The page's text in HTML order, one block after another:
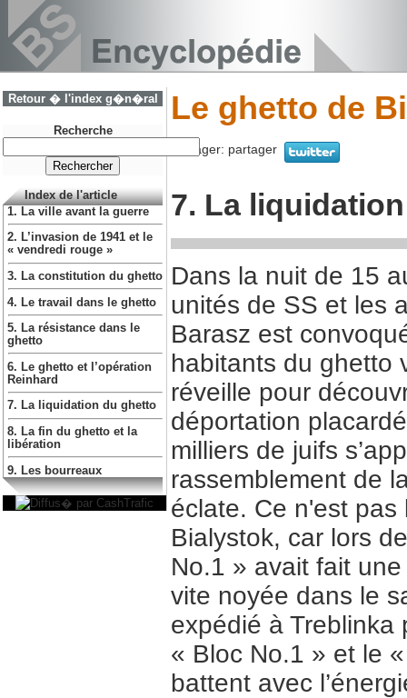
Retour � l'index g�n�ral
Recherche
Index de l'article
1. La ville avant la guerre
2. L’invasion de 1941 et le
« vendredi rouge »
3. La constitution du ghetto
4. Le travail dans le ghetto
5. La résistance dans le
ghetto
6. Le ghetto et l’opération
Reinhard
7. La liquidation du ghetto
8. La fin du ghetto et la
libération
9. Les bourreaux
Le ghetto de
Partager: partager
7. La
Dans la nuit de 15
unités de SS et les
Barasz est
habitants du ghetto
réveille pour
déportation
milliers de juifs
rassemblement de
éclate. Ce n'est
Bialystok, car lors
No.1 » avait fait
vite noyée dans le
expédié à Treblinka
« Bloc No.1 » et le
battent avec